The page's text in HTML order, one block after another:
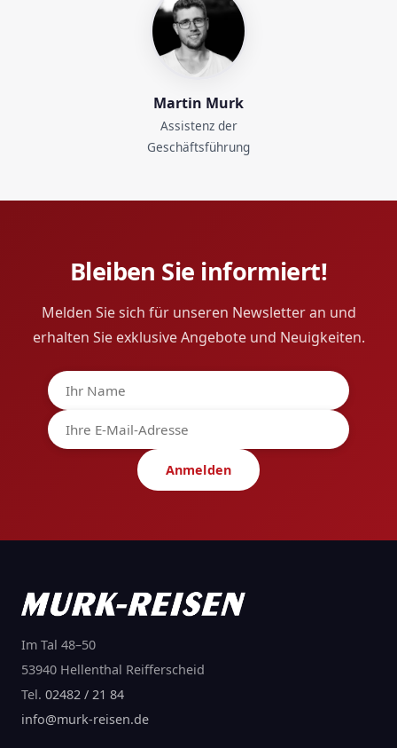
Martin Murk
Assistenz der
Geschäftsführung
Bleiben Sie informiert!
Melden Sie sich für unseren Newsletter an und
erhalten Sie exklusive Angebote und Neuigkeiten.
Anmelden
Im Tal 48–50
53940 Hellenthal Reifferscheid
Tel. 02482 / 21 84
info@murk-reisen.de